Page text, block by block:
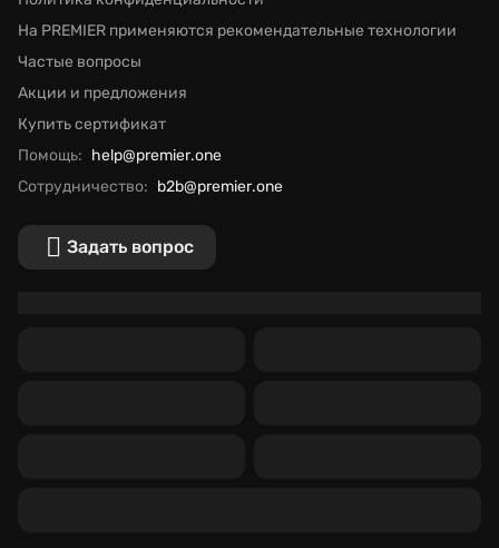
На PREMIER применяются рекомендательные технологии
Частые вопросы
Акции и предложения
Купить сертификат
Помощь: help@premier.one
Сотрудничество: b2b@premier.one
Задать вопрос